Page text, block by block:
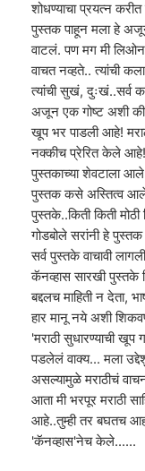
शोधण्याचा प्रयत्न
पुस्तक पाहून मला हे
वाटलं. पण मग मी
वाचत नव्हते.. त्यांची
त्यांची सुखं, दुःखं..सर्व
अजून एक गोष्ट अशी की
खूप भर पाडली आहे!
नक्कीच प्रेरित केले आहे!
पुस्तकाच्या शेवटाला
पुस्तक कसे अस्तित्व
पुस्तके..किती किती
गोडबोले सरांनी हे
सर्व पुस्तके वाचावी
कॅनव्हास सारखी पुस्तके
बद्दलच माहिती न देता,
हार मानू नये अशी
'मराठी सुधारण्याची
पडलेलं वाक्य... मला
असल्यामुळे मराठीचं वाचन
आता मी भरपूर मराठी
आहे..तुम्ही तर बघतच
'कॅनव्हास'नेच केले......